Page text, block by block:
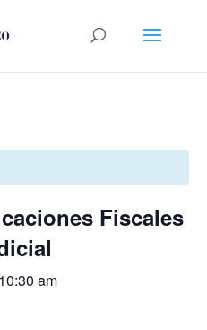
Fiscales
10:30 am